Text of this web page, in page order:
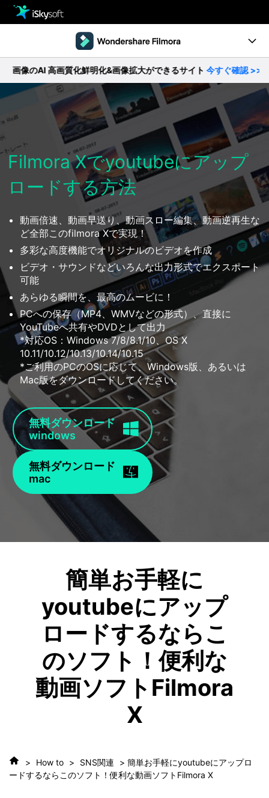
Utility
製品活用事例
ストア
ダウンロード
サポート
製品ページ
Filmstock
操作ガイド
動作環境
動画編集の基本とコツ
無料ダウンロード 今すぐ購入
AI 高画質化鮮明化&画像拡大ができるサイト今すぐ確認 >>
Filmora Xでyoutubeにアップ
ロードする方法
動画倍速、動画早送り、動画スロー編集、動画逆再生な
ど全部このfilmora Xで実現！
多彩な高度機能でオリジナルのビデオを作成
ビデオ・サウンドなどいろんな出力形式でエクスポート
可能
あらゆる瞬間を、最高のムービに！
PCへの保存（MP4、WMVなどの形式）、直接に
YouTubeへ共有やDVDとして出力
*対応OS：Windows 7/8/8.1/10、OS X
10.11/10.12/10.13/10.14/10.15
*ご利用のPCのOSに応じて、Windows版、あるいは
Mac版をダウンロードしてください。
無料ダウンロード
windows
無料ダウンロード
mac
簡単お手軽に
youtubeにアップ
ロードするならこ
のソフト！便利な
動画ソフトFilmora
X
> How to > SNS関連
> 簡単お手軽にyoutubeにアップロ
ードするならこのソフト！便利な動画ソフトFilmora X